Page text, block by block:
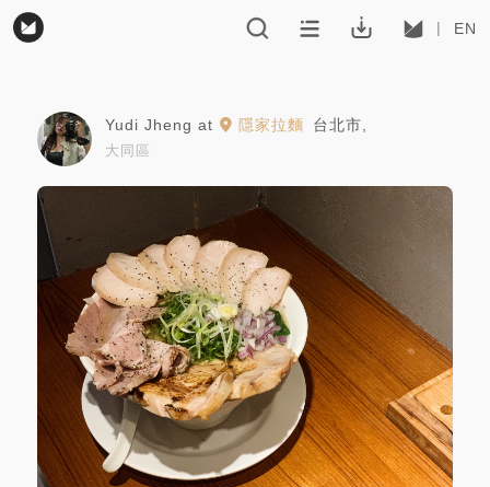
EN
Yudi Jheng at 隱家拉麵 台北市
大同區